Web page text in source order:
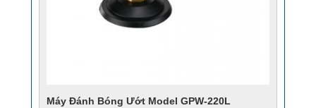
Máy Đánh Bóng Ướt Model GPW-220L